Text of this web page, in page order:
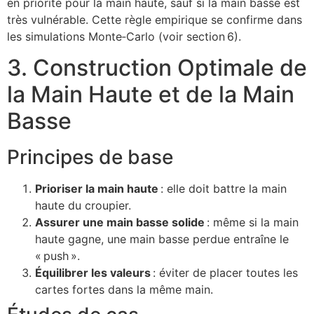
en priorité pour la main haute, sauf si la main basse est
très vulnérable. Cette règle empirique se confirme dans
les simulations Monte‑Carlo (voir section 6).
3. Construction Optimale de
la Main Haute et de la Main
Basse
Principes de base
Prioriser la main haute : elle doit battre la main
haute du croupier.
Assurer une main basse solide : même si la main
haute gagne, une main basse perdue entraîne le
« push ».
Équilibrer les valeurs : éviter de placer toutes les
cartes fortes dans la même main.